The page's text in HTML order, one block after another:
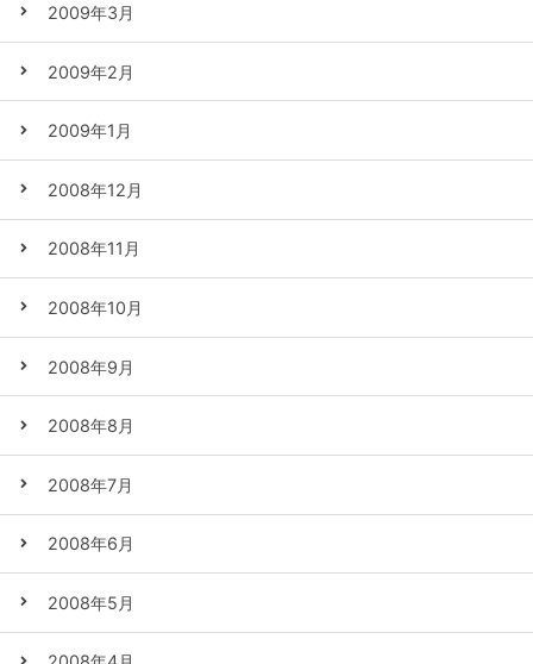
2009年3月
2009年2月
2009年1月
2008年12月
2008年11月
2008年10月
2008年9月
2008年8月
2008年7月
2008年6月
2008年5月